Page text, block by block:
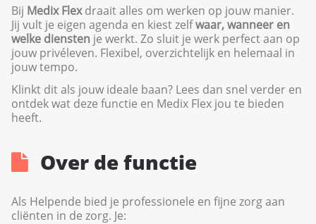
Bij Medix Flex draait alles om werken op jouw manier.
Jij vult je eigen agenda en kiest zelfwaar, wanneer en
welke diensten je werkt. Zo sluit je werk perfect aan op
jouw privéleven. Flexibel, overzichtelijk en helemaal in
jouw tempo.
Klinkt dit als jouw ideale baan? Lees dan snel verder en
ontdek wat deze functie en Medix Flex jou te bieden
heeft.
Over de functie
Als Helpende bied je professionele en fijne zorg aan
cliënten in de zorg. Je: